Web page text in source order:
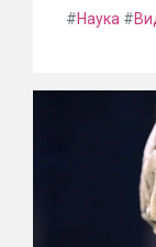
#Наука #